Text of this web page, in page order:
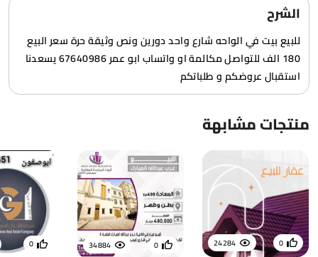
الشرح
للبيع بيت في الواحه شارع واحد دورين ونص وثيقة حرة سعر البيع
180 الف للتواصل مكالمة او واتساب ابو عمر 67640986 يسعدنا
استقبال عروضكم و طلباتكم
منتجات مشابهة
24284 0
34884 0
0